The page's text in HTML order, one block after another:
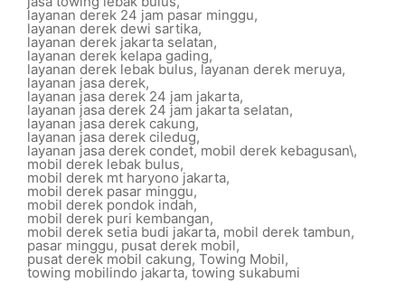
layanan derek 24 jam pasar minggu,
layanan derek dewi sartika,
layanan derek jakarta selatan,
layanan derek kelapa gading,
layanan derek lebak bulus, layanan derek meruya,
layanan jasa derek,
layanan jasa derek 24 jam jakarta,
layanan jasa derek 24 jam jakarta selatan,
layanan jasa derek cakung,
layanan jasa derek ciledug,
layanan jasa derek condet, mobil derek kebagusan\,
mobil derek lebak bulus,
mobil derek mt haryono jakarta,
mobil derek pasar minggu,
mobil derek pondok indah,
mobil derek puri kembangan,
mobil derek setia budi jakarta, mobil derek tambun,
pasar minggu, pusat derek mobil,
pusat derek mobil cakung, Towing Mobil,
towing mobilindo jakarta,towing sukabumi